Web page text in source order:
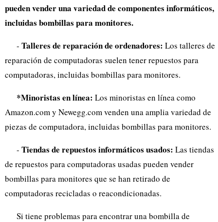
pueden vender una variedad de componentes informáticos,
incluidas bombillas para monitores.
- Talleres de reparación de ordenadores: Los talleres de
reparación de computadoras suelen tener repuestos para
computadoras, incluidas bombillas para monitores.
*Minoristas en línea: Los minoristas en línea como
Amazon.com y Newegg.com venden una amplia variedad de
piezas de computadora, incluidas bombillas para monitores.
- Tiendas de repuestos informáticos usados: Las tiendas
de repuestos para computadoras usadas pueden vender
bombillas para monitores que se han retirado de
computadoras recicladas o reacondicionadas.
Si tiene problemas para encontrar una bombilla de